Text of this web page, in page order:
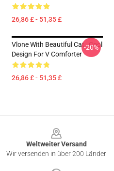
26,86 £ - 51,35 £
Vlone With Beautiful Cat , Cool
Design For V Comforter
26,86 £ - 51,35 £
-20%
Weltweiter Versand
Wir versenden in über 200 Länder